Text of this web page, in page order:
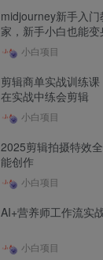
midjourney新手入
家，新手小白也能
小白项目
剪辑商单实战训练课
在实战中练会剪辑
小白项目
2025剪辑拍摄特效
能创作
小白项目
AI+营养师工作流实
小白项目